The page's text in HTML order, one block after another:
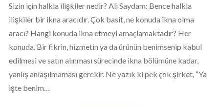
Sizin için halkla ilişkiler nedir? Ali Saydam: Bence halkla
ilişkiler bir ikna aracıdır. Çok basit, ne konuda ikna olma
aracı? Hangi konuda ikna etmeyi amaçlamaktadır? Her
konuda. Bir fikrin, hizmetin ya da ürünün benimsenip kabul
edilmesi ve satın alınması sürecinde ikna bölümüne kadar,
yanlış anlaşılmaması gerekir. Ne yazık ki pek çok şirket, “Ya
işte benim…